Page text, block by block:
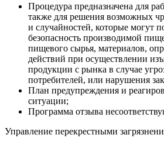
Процедура предназначена для
также для решения возможных
и случайностей, которые могут
безопасность производимой
пищевого сырья, материалов,
действий при осуществлении
продукции с рынка в случае
потребителей, или нарушения
План предупреждения и
ситуации;
Программа отзыва
Управление перекрестными